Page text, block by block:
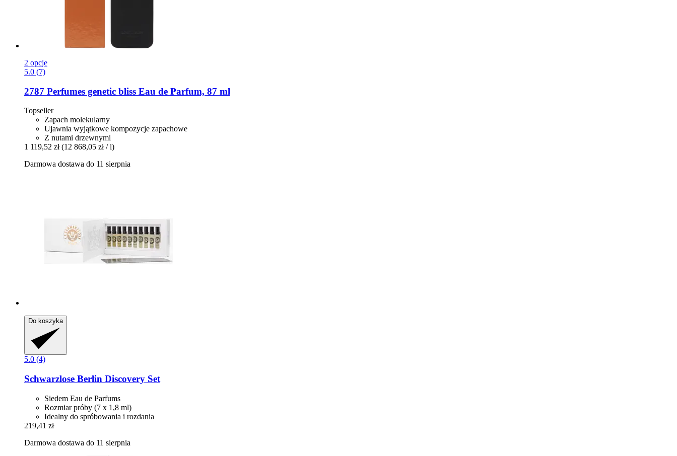
2 opcje
5.0 (7)
2787 Perfumes genetic bliss Eau de Parfum, 87 ml
Topseller
Zapach molekularny
Ujawnia wyjątkowe kompozycje zapachowe
Z nutami drzewnymi
1 119,52 zł (12 868,05 zł / l)
Darmowa dostawa do 11 sierpnia
Do koszyka
5.0 (4)
Schwarzlose Berlin Discovery Set
Siedem Eau de Parfums
Rozmiar próby (7 x 1,8 ml)
Idealny do spróbowania i rozdania
219,41 zł
Darmowa dostawa do 11 sierpnia